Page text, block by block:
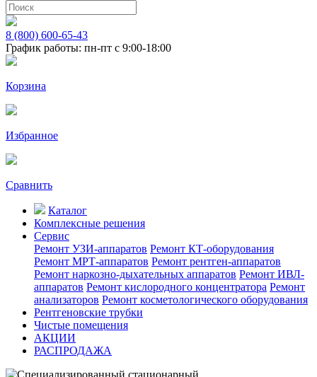
8 (800) 600-65-43
График работы: пн-пт с 9:00-18:00
Корзина
Избранное
Сравнить
Каталог
Комплексные решения
Сервис
Ремонт УЗИ-аппаратов Ремонт КТ-оборудования
Ремонт МРТ-аппаратов Ремонт рентген-аппаратов
Ремонт наркозно-дыхательных аппаратов Ремонт ИВЛ-
аппаратов Ремонт кислородного концентратора Ремонт
анализаторов Ремонт косметологического оборудования
Рентгеновские трубки
Чистые помещения
АКЦИИ
РАСПРОДАЖА